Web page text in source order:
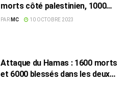
morts côté palestinien, 1000
côté israélien
PAR MC 10 OCTOBRE 2023
Attaque du Hamas : 1600 morts
et 6000 blessés dans les deux